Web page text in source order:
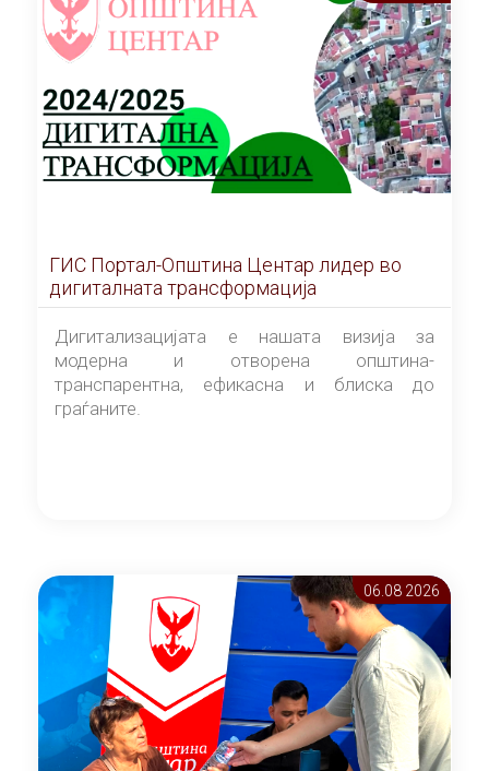
ГИС Портал-Општина Центар лидер во
дигиталната трансформација
Дигитализацијата е нашата визија за
модерна и отворена општина-
транспарентна, ефикасна и блиска до
граѓаните.
06.08 2026